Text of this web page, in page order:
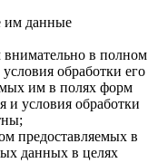
им данные
внимательно в полном
обработки его
им в полях форм
и условия обработки
предоставляемых в
данных в целях